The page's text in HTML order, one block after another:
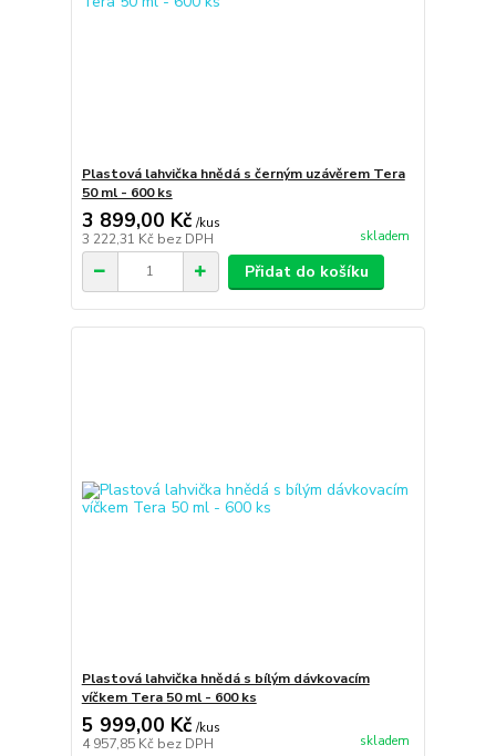
Plastová lahvička hnědá s černým uzávěrem Tera
50 ml - 600 ks
3 899,00 Kč /kus
3 222,31 Kč bez DPH skladem
Přidat do košíku
Plastová lahvička hnědá s bílým dávkovacím
víčkem Tera 50 ml - 600 ks
5 999,00 Kč /kus
4 957,85 Kč bez DPH skladem